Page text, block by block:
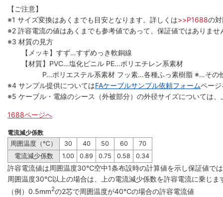
【ご注意】
※1 サイズ変換はあくまでも目安となります。詳しくは>>P1688の
※2 許容電流の値はあくまでも参考値であって、保証値ではありませ
※3 材質の見方
【メッキ】すず…すずめっき軟銅線
【材質】PVC…塩化ビニル PE…ポリエチレン系素材
P…ポリエステル系素材 フッ素…各種ふっ素樹脂 ※…その
※4 サンプル提供についてはFAケーブルサンプル依頼フォームペー
※5 ケーブル・電線のシース（外被部分）の外径サイズについては
1688ページへ
電流減少係数
周囲温度（℃）
30 40 50 60
70
電流減少係数
1.00 0.89 0.75 0.58 0.34
許容電流値は周囲温度30℃空中1条布設時の計算値を示し保証値で
周囲温度30℃以上の場合は、上の電流減少係数を許容電流に乗じま
（例）0.5mm2の2芯で周囲温度が40℃の場合の許容電流値